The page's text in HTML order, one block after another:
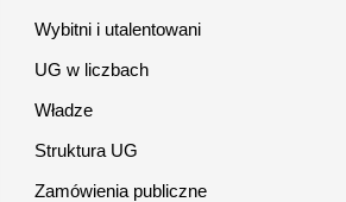
Wybitni i utalentowani
UG w liczbach
Władze
Struktura UG
Zamówienia publiczne